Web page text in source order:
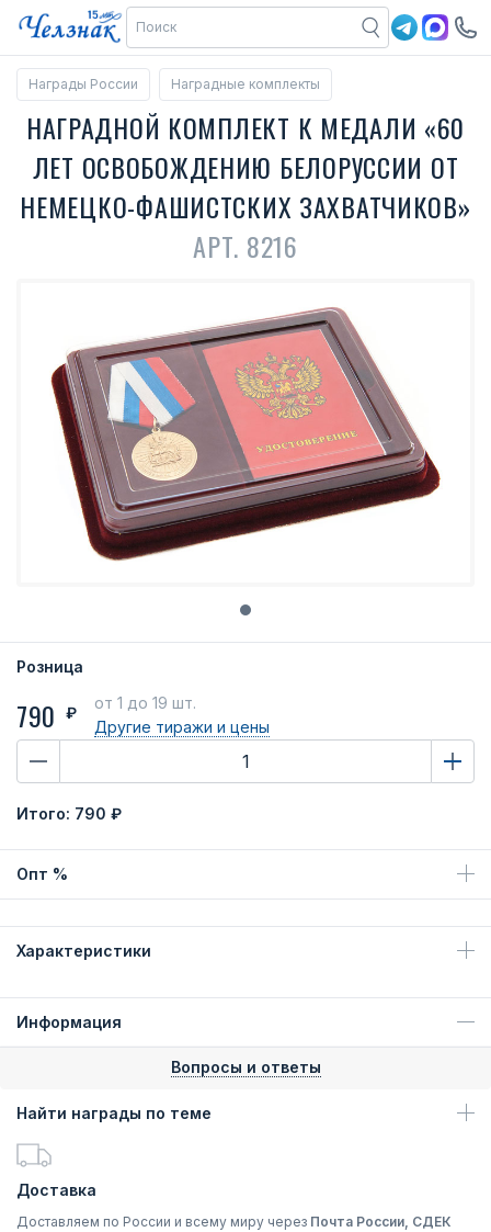
Награды России Наградные комплекты
НАГРАДНОЙ КОМПЛЕКТ К МЕДАЛИ «60
ЛЕТ ОСВОБОЖДЕНИЮ БЕЛОРУССИИ ОТ
НЕМЕЦКО-ФАШИСТСКИХ ЗАХВАТЧИКОВ»
АРТ. 8216
Розница
790 ₽
от 1 до 19 шт.
Другие тиражии цены
Итого: 790 ₽
Опт %
Характеристики
Информация
Вопросы и ответы
Найти награды по теме
Доставка
Доставляем по России и всему миру через Почта России, СДЕК